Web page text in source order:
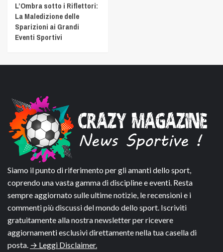
L’Ombra sotto i Riflettori:
La Maledizione delle
Sparizioni ai Grandi
Eventi Sportivi
Siamo il punto di riferimento per gli amanti dello sport,
coprendo una vasta gamma di discipline e eventi. Resta
sempre aggiornato sulle ultime notizie, le recensioni e i
commenti più discussi del mondo dello sport. Iscriviti
gratuitamente alla nostra newsletter per ricevere
aggiornamenti esclusivi direttamente nella tua casella di
posta. → Leggi Disclaimer.